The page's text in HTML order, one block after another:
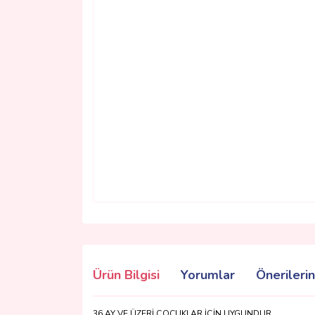
Ürün Bilgisi Yorumlar